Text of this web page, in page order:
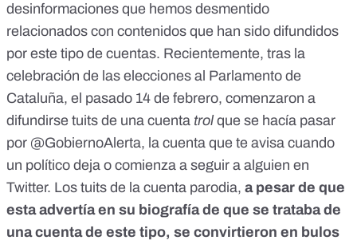
desinformaciones que hemos desmentido
relacionados con contenidos que han sido difundidos
por este tipo de cuentas. Recientemente, tras la
celebración de las elecciones al Parlamento de
Cataluña, el pasado 14 de febrero, comenzaron a
difundirse tuits de una cuenta trolque se hacía pasar
por @GobiernoAlerta, la cuenta que te avisa cuando
un político deja o comienza a seguir a alguien en
Twitter. Los tuits de la cuenta parodia, a pesar de que
esta advertía en su biografía de que se trataba de
una cuenta de este tipo, se convirtieron en bulos